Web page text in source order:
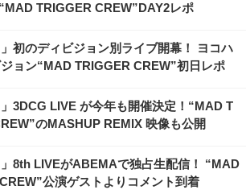
TRIGGER CREW”DAY2レポ
」初のディビジョン別ライブ開幕！ ヨコハ
ョン“MAD TRIGGER CREW”初日レポ
」3DCG LIVE が今年も開催決定！“MAD T
のMASHUP REMIX 映像も公開
」8th LIVEがABEMAで独占生配信！ “MAD
公演ゲストよりコメント到着